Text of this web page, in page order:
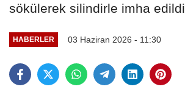
sökülerek silindirle imha edildi
HABERLER 03 Haziran 2026 - 11:30